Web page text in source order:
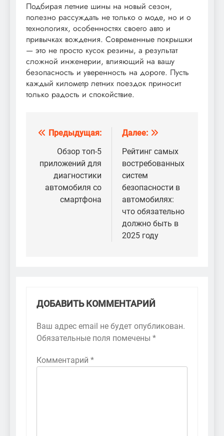
Подбирая летние шины на новый сезон,
полезно рассуждать не только о моде, но и о
технологиях, особенностях своего авто и
привычках вождения. Современные покрышки
— это не просто кусок резины, а результат
сложной инженерии, влияющий на вашу
безопасность и уверенность на дороге. Пусть
каждый километр летних поездок приносит
только радость и спокойствие.
Навигация
записям
Предыдущая:
Обзор топ-5
приложений для
диагностики
автомобиля со
смартфона
Далее:
Рейтинг самых
востребованных
систем
безопасности в
автомобилях:
что обязательно
должно быть в
2025 году
ДОБАВИТЬ КОММЕНТАРИЙ
Ваш адрес email не будет опубликован.
Обязательные поля помечены *
Комментарий *